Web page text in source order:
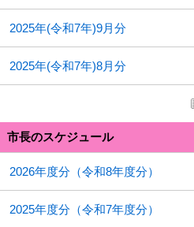
2025年(令和7年)9月分
2025年(令和7年)8月分
市長のスケジュール
2026年度分（令和8年度分）
2025年度分（令和7年度分）